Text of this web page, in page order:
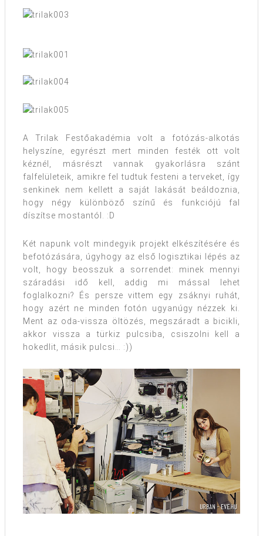
A Trilak Festőakadémia volt a fotózás-alkotás
helyszíne, egyrészt mert minden festék ott volt
kéznél, másrészt vannak gyakorlásra szánt
falfelületeik, amikre fel tudtuk festeni a terveket, így
senkinek nem kellett a saját lakását beáldoznia,
hogy négy különböző színű és funkciójú fal
díszítse mostantól. :D
Két napunk volt mindegyik projekt elkészítésére és
befotózására, úgyhogy az első logisztikai lépés az
volt, hogy beosszuk a sorrendet: minek mennyi
száradási idő kell, addig mi mással lehet
foglalkozni? És persze vittem egy zsáknyi ruhát,
hogy azért ne minden fotón ugyanúgy nézzek ki.
Ment az oda-vissza öltözés, megszáradt a bicikli,
akkor vissza a türkiz pulcsiba, csiszolni kell a
hokedlit, másik pulcsi… :))